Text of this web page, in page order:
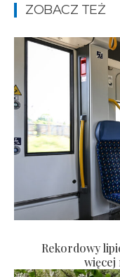
ZOBACZ TEŻ
Rekordowy